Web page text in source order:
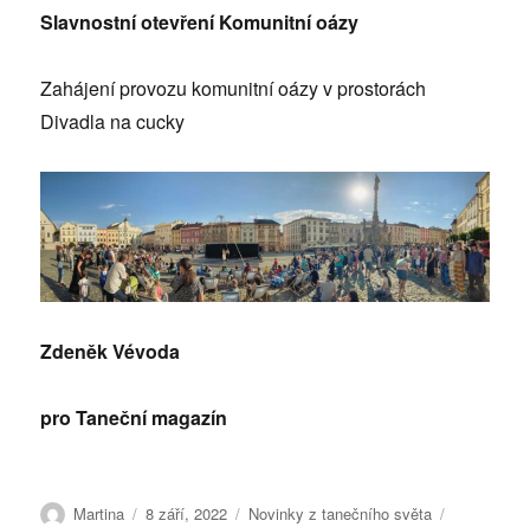
Slavnostní otevření Komunitní oázy
Zahájení provozu komunitní oázy v prostorách
Divadla na cucky
Zdeněk Vévoda
pro Taneční magazín
Autor:
Martina Publikováno:
8 září, 2022 Rubriky:
Novinky z tanečního světa